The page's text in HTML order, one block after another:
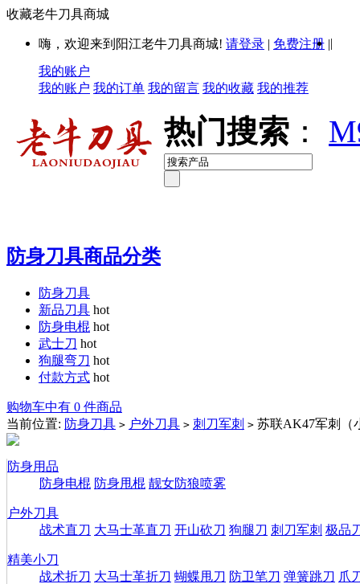
收藏老牛刀具商城
嗨，欢迎来到阳江老牛刀具商城! 请登录 | 免费注册 ||
我的账户
我的账户 我的订单 我的留言 我的收藏 我的推荐
热门搜索 ：
防身刀具商品分类
防身刀具
新品刀具 hot
防身电棍 hot
武士刀 hot
狗腿弯刀 hot
付款方式 hot
购物车中有 0 件商品
当前位置: 防身刀具 > 户外刀具 > 刺刀军刺 > 苏联AK47军刺（
防身用品
防身电棍 防身甩棍 靓女防狼喷雾
户外刀具
战术直刀 大马士革直刀 开山砍刀 狗腿刀 刺刀军刺 极品
精美小刀
战术折刀 大马士革折刀 蝴蝶甩刀 防卫笔刀 弹簧跳刀 爪